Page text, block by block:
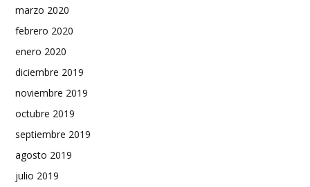
marzo 2020
febrero 2020
enero 2020
diciembre 2019
noviembre 2019
octubre 2019
septiembre 2019
agosto 2019
julio 2019